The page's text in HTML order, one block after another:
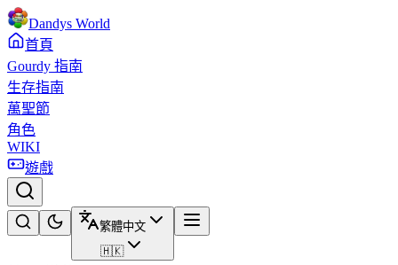
Dandys World
首頁
Gourdy 指南
生存指南
萬聖節
角色
WIKI
遊戲
繁體中文
🇭🇰